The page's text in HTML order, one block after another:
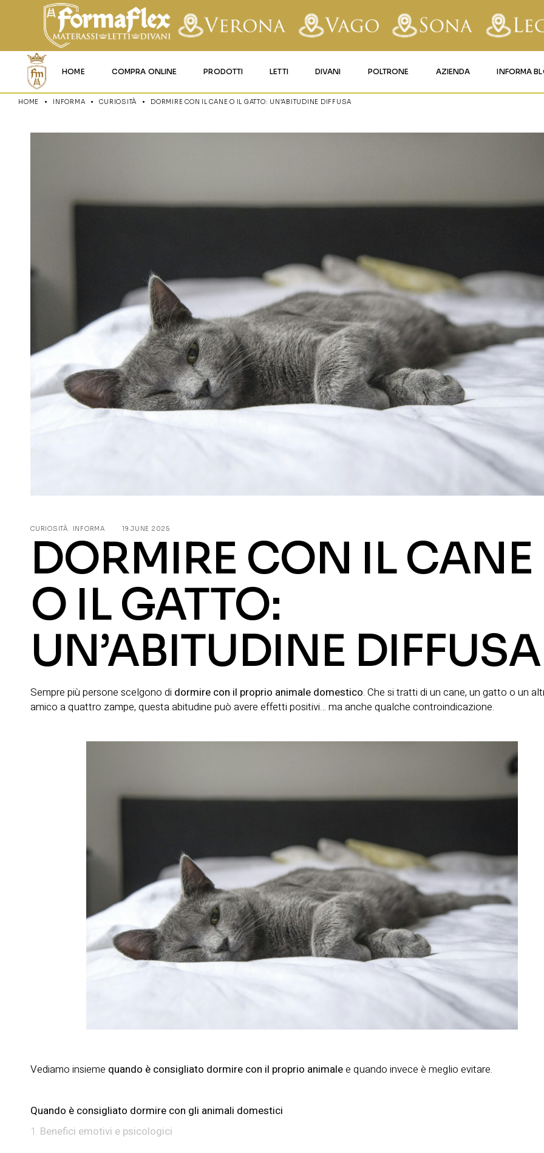
HOME COMPRA ONLINE PRODOTTI
MATERASSI ACQUAFORM
RETI
LETTI
LETTI IN FERRO BATTUTO
DIVANI
DIVANI RELAX
POLTRONE
POLTRONE LIFT 2
AZIENDA
MATERASSI LEGNAGO
INFORMA
HOME INFORMA CURIOSITÀ DORMIRE CON IL CANE O IL GATTO: UN’ABITUDINE DIFFUSA
CURIOSITÀ INFORMA 19 JUNE 2025
DORMIRE CON IL CANE
O IL GATTO:
UN’ABITUDINE DIFFUSA
Sempre più persone scelgono di dormire con il proprio animale domestico. Che si tratti di un cane, un gatto o un
amico a quattro zampe, questa abitudine può avere effetti positivi… ma anche qualche controindicazione.
Vediamo insieme quando è consigliato dormire con il proprio animalee quando invece è meglio evitare.
Quando è consigliato dormire con gli animali domestici
Benefici emotivi e psicologici